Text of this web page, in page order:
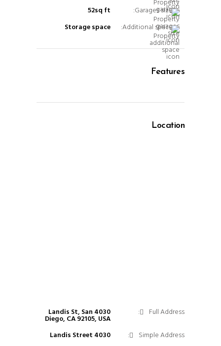
Garages size:
52sq ft
Additional space:
Storage space
Features
Location
Full Address:
4030 Landis St, San
Diego, CA 92105, USA
Simple Address:
4030 Landis Street